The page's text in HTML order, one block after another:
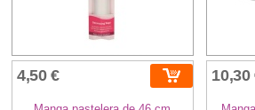
4,50 € 10,30